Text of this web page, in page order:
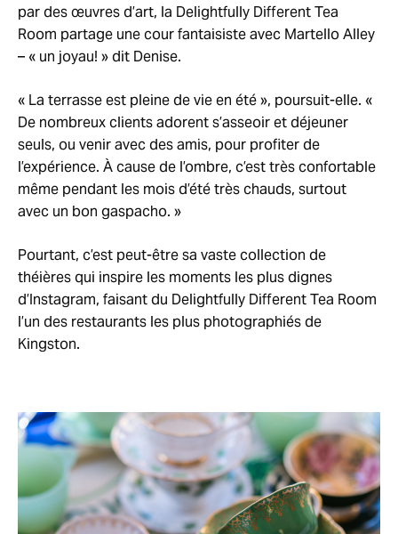
par des œuvres d’art, la Delightfully Different Tea
Room partage une cour fantaisiste avec Martello Alley
– « un joyau! » dit Denise.
« La terrasse est pleine de vie en été », poursuit-elle. «
De nombreux clients adorent s’asseoir et déjeuner
seuls, ou venir avec des amis, pour profiter de
l’expérience. À cause de l’ombre, c’est très confortable
même pendant les mois d’été très chauds, surtout
avec un bon gaspacho. »
Pourtant, c’est peut-être sa vaste collection de
théières qui inspire les moments les plus dignes
d’Instagram, faisant du Delightfully Different Tea Room
l’un des restaurants les plus photographiés de
Kingston.